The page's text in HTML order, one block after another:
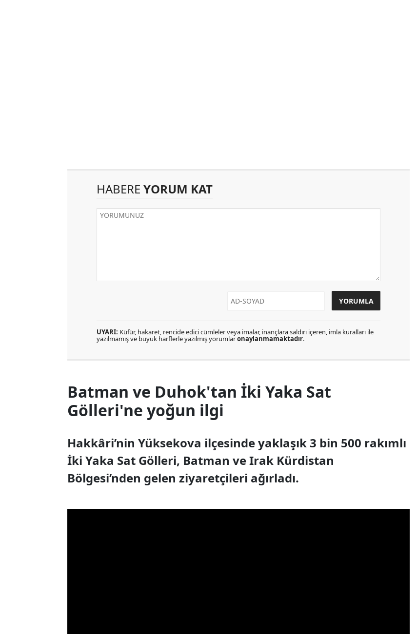
HABERE YORUM KAT
UYARI: Küfür, hakaret, rencide edici cümleler veya imalar, inançlara saldırı içeren, imla kuralları ile
yazılmamış ve büyük harflerle yazılmış yorumlaronaylanmamaktadır.
Batman ve Duhok'tan İki Yaka Sat
Gölleri'ne yoğun ilgi
Hakkâri’nin Yüksekova ilçesinde yaklaşık 3 bin 500 rakımlı
İki Yaka Sat Gölleri, Batman ve Irak Kürdistan
Bölgesi’nden gelen ziyaretçileri ağırladı.